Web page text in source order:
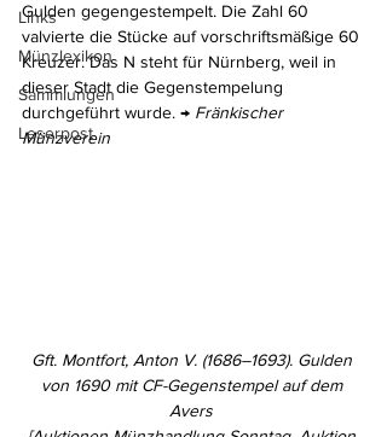
Links
Münzlexikon
Sammlungen
Leserpost
Gulden gegengestempelt. Die Zahl 60
valvierte die Stücke auf vorschriftsmäßige 60
Kreuzer. Das N steht für Nürnberg, weil in
dieser Stadt die Gegenstempelung
durchgeführt wurde. → Fränkischer
Münzverein
Gft. Montfort, Anton V. (1686–1693). Gulden
von 1690 mit CF-Gegenstempel auf dem
Avers